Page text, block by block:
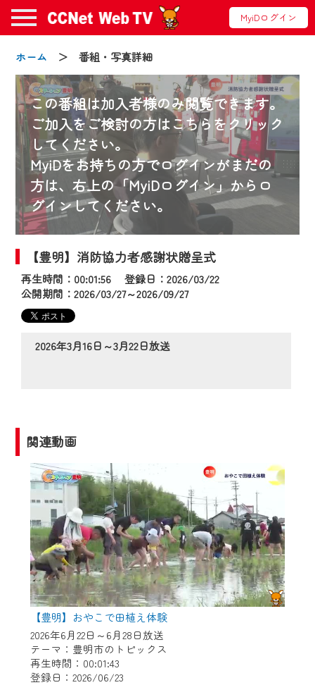
MyiDログイン
ホーム ＞ 番組・写真詳細
この番組は加入者様のみ閲覧できます。
ご加入をご検討の方はこちらをクリック
してください。
MyiDをお持ちの方でログインがまだの
方は、右上の「MyiDログイン」からロ
グインしてください。
【豊明】消防協力者感謝状贈呈式
再生時間：00:01:56 登録日：2026/03/22
公開期間：2026/03/27～2026/09/27
2026年3月16日～3月22日放送
関連動画
【豊明】おやこで田植え体験
2026年6月22日～6月28日放送
テーマ：豊明市のトピックス
再生時間：00:01:43
登録日：2026/06/23
お知らせ
2024/09/02
動画配信サービス『CCNet Web TV』は2024
年9月24日からリニューアルします！
【変更点】
◆デザイン変更により、お住まいの地域
の動画コンテンツが一目瞭然。
◆当社アプリやＰＣブラウザから、いつ
でも・どこでも・外出先でも！
2024年9月24日からはご加入者様へのサー
ビス向上のため、
『CCNet Web TV』を利用いただくには、
一部コンテンツを除き、
CCNetサービスへの加入と『CCNetマイ
ページ※』へのログインが必要となりま
す。
何卒、ご理解ご了承の程よろしくお願い
いたします。
※マイページへのログインには、MyIDが必
要となります。
※MyIDとは、CCNet Web TVを含むCCNetの
各種サービスをご利用頂くためのIDです。